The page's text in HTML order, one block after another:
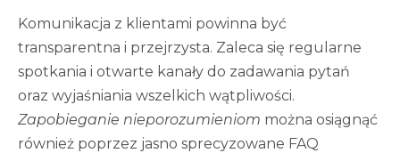
Komunikacja z klientami powinna być
transparentna i przejrzysta. Zaleca się regularne
spotkania i otwarte kanały do zadawania pytań
oraz wyjaśniania wszelkich wątpliwości.
Zapobieganie nieporozumieniom można osiągnąć
również poprzez jasno sprecyzowane FAQ